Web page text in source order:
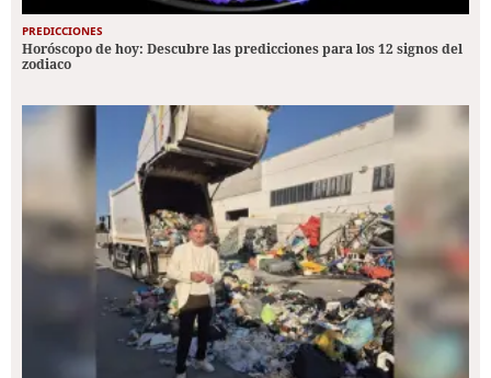
PREDICCIONES
Horóscopo de hoy: Descubre las predicciones para los 12 signos del
zodiaco